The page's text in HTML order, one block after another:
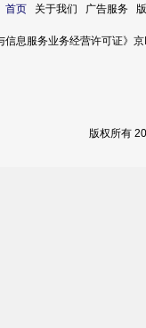
首页关于我们 广告服务
信息服务业务经营许可证
版权所有